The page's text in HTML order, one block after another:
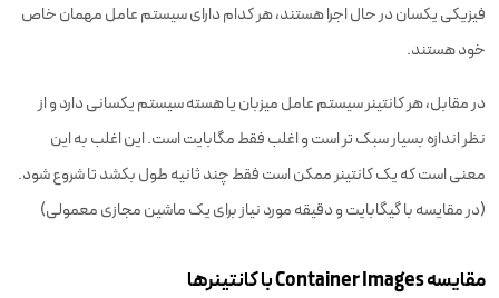
فیزیکی یکسان در حال اجرا هستند، هر کدام دارای سیستم عامل مهمان خاص
خود هستند.
در مقابل، هر کانتینر سیستم عامل میزبان یا هسته سیستم یکسانی دارد و از
نظر اندازه بسیار سبک تر است و اغلب فقط مگابایت است. این اغلب به این
معنی است که یک کانتینر ممکن است فقط چند ثانیه طول بکشد تا شروع شود.
(در مقایسه با گیگابایت و دقیقه مورد نیاز برای یک ماشین مجازی معمولی)
مقایسه Container Images با کانتینرها